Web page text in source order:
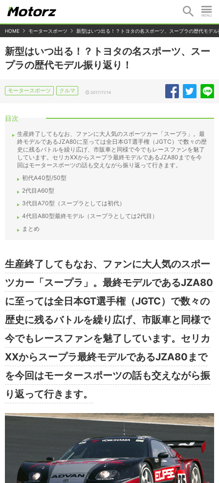
HOME モータースポーツ 新型はいつ出る！？トヨタの名スポーツ、スープラの歴代モデ
新型はいつ出る！？トヨタの名スポーツ、スー
プラの歴代モデル振り返り！
モータースポーツ クルマ 2017/11/14
目次
生産終了してもなお、ファンに大人気のスポーツカー「スープラ」。最
終モデルであるJZA80に至っては全日本GT選手権（JGTC）で数々の歴
史に残るバトルを繰り広げ、市販車と同様で今でもレースファンを魅了
しています。セリカXXからスープラ最終モデルであるJZA80までを今
回はモータースポーツの話も交えながら振り返って行きます。
初代A40型/50型
2代目A60型
3代目A70型（スープラとしては初代）
4代目A80型最終モデル（スープラとしては2代目）
まとめ
生産終了してもなお、ファンに大人気のスポー
ツカー「スープラ」。最終モデルであるJZA80
に至っては全日本GT選手権（JGTC）で数々の
歴史に残るバトルを繰り広げ、市販車と同様で
今でもレースファンを魅了しています。セリカ
XXからスープラ最終モデルであるJZA80まで
を今回はモータースポーツの話も交えながら振
り返って行きます。